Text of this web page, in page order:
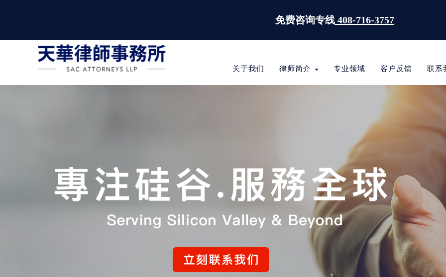
免费咨询专线 408-716-3757
关于我们 律师简介 专业领域 客户反馈 联系